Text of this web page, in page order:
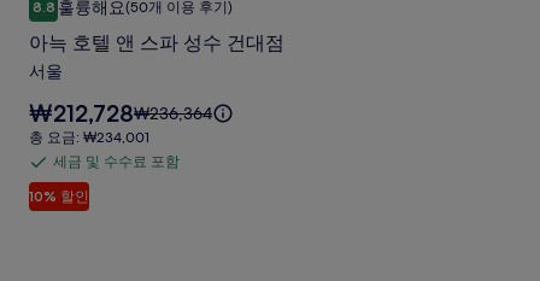
요.
사
진
갤
러
리
수
료
포
늑
호
텔
앤
스
파
성
8.810점 만점 중 8.8점, 훌륭해요, (50개 이용 후기)
훌륭해요(50개 이용 후기)
아늑 호텔 앤 스파 성수 건대점
서울
10% 할인
요
금
은
₩212,728
입
니
₩212,728요
금
은
₩236,364
총
요
금:
₩234,001
총 요금: ₩234,001
세
금
세금 및 수수료 포함